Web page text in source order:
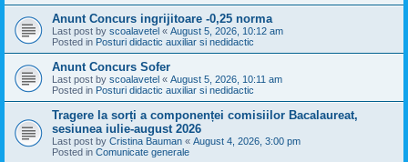
Anunt Concurs ingrijitoare -0,25 norma
Last post by scoalavetel « August 5, 2026, 10:12 am
Posted in Posturi didactic auxiliar si nedidactic
Anunt Concurs Sofer
Last post by scoalavetel « August 5, 2026, 10:11 am
Posted in Posturi didactic auxiliar si nedidactic
Tragere la sorți a componenței comisiilor Bacalaureat,
sesiunea iulie-august 2026
Last post by Cristina Bauman « August 4, 2026, 3:00 pm
Posted in Comunicate generale